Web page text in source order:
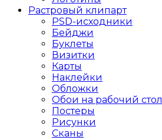
Растровый клипарт
PSD-исходники
Бейджи
Буклеты
Визитки
Карты
Наклейки
Обложки
Обои на рабочий стол
Постеры
Рисунки
Сканы